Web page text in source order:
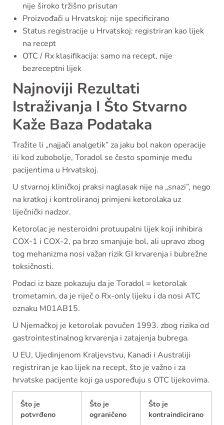
nije široko tržišno prisutan
Proizvođači u Hrvatskoj: nije specificirano
Status registracije u Hrvatskoj: registriran kao lijek
na recept
OTC / Rx klasifikacija: samo na recept, nije
bezreceptni lijek
Najnoviji Rezultati
Istraživanja I Što Stvarno
Kaže Baza Podataka
Tražite li „najjači analgetik” za jaku bol nakon operacije
ili kod zubobolje, Toradol se često spominje među
pacijentima u Hrvatskoj.
U stvarnoj kliničkoj praksi naglasak nije na „snazi”, nego
na kratkoj i kontroliranoj primjeni ketorolaka uz
liječnički nadzor.
Ketorolac je nesteroidni protuupalni lijek koji inhibira
COX-1 i COX-2, pa brzo smanjuje bol, ali upravo zbog
tog mehanizma nosi važan rizik GI krvarenja i bubrežne
toksičnosti.
Podaci iz baze pokazuju da je Toradol = ketorolak
trometamin, da je riječ o Rx-only lijeku i da nosi ATC
oznaku M01AB15.
U Njemačkoj je ketorolak povučen 1993. zbog rizika od
gastrointestinalnog krvarenja i zatajenja bubrega.
U EU, Ujedinjenom Kraljevstvu, Kanadi i Australiji
registriran je kao lijek na recept, što je važno i za
hrvatske pacijente koji ga uspoređuju s OTC lijekovima.
Što je
potvrđeno
Što je
ograničeno
Što je
kontraindicirano